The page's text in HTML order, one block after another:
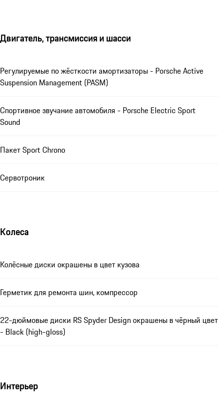
Двигатель, трансмиссия и шасси
Регулируемые по жёсткости амортизаторы - Porsche Active
Suspension Management (PASM)
Спортивное звучание автомобиля - Porsche Electric Sport
Sound
Пакет Sport Chrono
Сервотроник
Колеса
Колёсные диски окрашены в цвет кузова
Герметик для ремонта шин, компрессор
22-дюймовые диски RS Spyder Design окрашены в чёрный цвет
- Black (high-gloss)
Интерьер